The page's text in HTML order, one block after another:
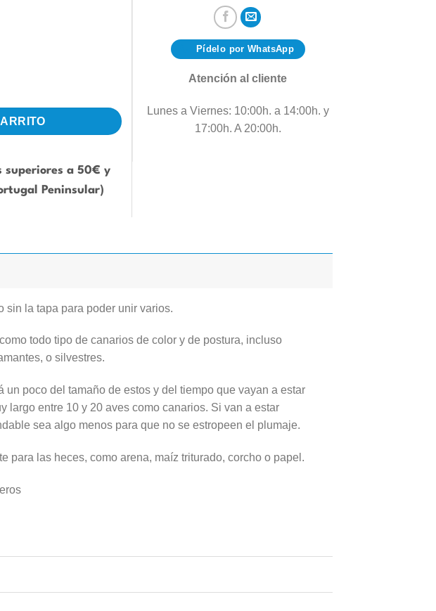
superiores a 50€ y
Peninsular)
Pídelo por WhatsApp
Atención al cliente
Lunes a Viernes: 10:00h. a 14:00h. y
17:00h. A 20:00h.
sin la tapa para poder unir varios.
todo tipo de canarios de color y de postura, incluso
o silvestres.
poco del tamaño de estos y del tiempo que vayan a estar
largo entre 10 y 20 aves como canarios. Si van a estar
sea algo menos para que no se estropeen el plumaje.
para las heces, como arena, maíz triturado, corcho o papel.